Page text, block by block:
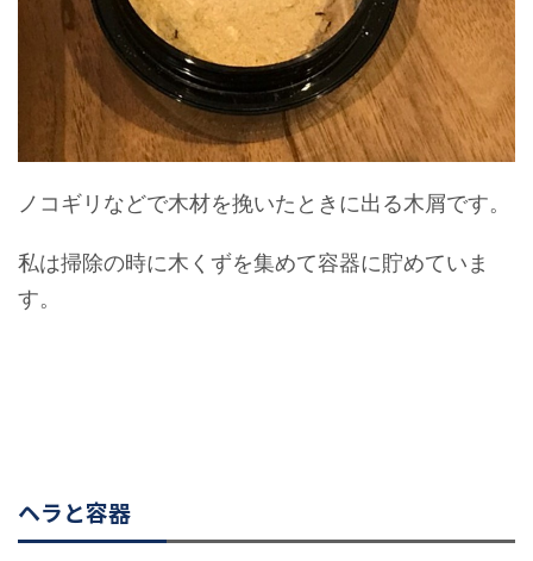
ノコギリなどで木材を挽いたときに出る木屑です。
私は掃除の時に木くずを集めて容器に貯めていま
す。
ヘラと容器